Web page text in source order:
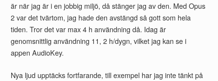
är när jag är i en jobbig miljö, då stänger jag av den. Med Opus
2 var det tvärtom, jag hade den avstängd så gott som hela
tiden. Tror det var max 4 h användning då. Idag är
genomsnittlig användning 11, 2 h/dygn, vilket jag kan se i
appen AudioKey.
Nya ljud upptäcks fortfarande, till exempel har jag inte tänkt på